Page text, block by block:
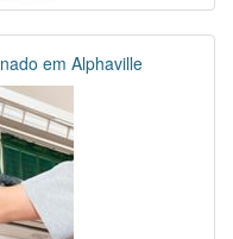
em Alphaville